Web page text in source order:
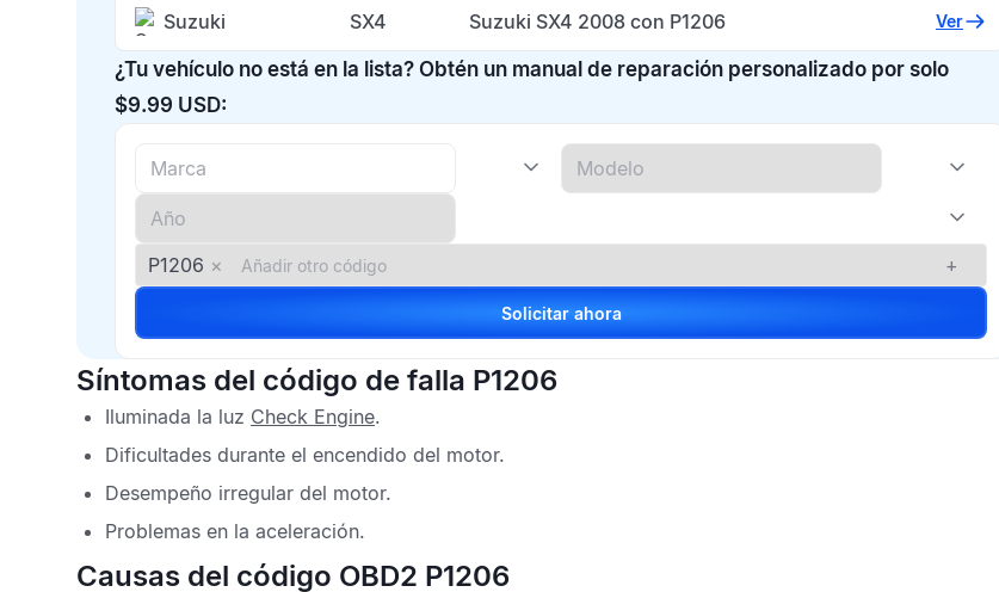
Suzuki SX4 Suzuki SX4 2008 con P1206 Ver
¿Tu vehículo no está en la lista? Obtén un manual de reparación personalizado por solo
$9.99 USD:
P1206 × +
Solicitar ahora
Síntomas del código de falla P1206
Iluminada la luz Check Engine.
Dificultades durante el encendido del motor.
Desempeño irregular del motor.
Problemas en la aceleración.
Causas del código OBD2 P1206